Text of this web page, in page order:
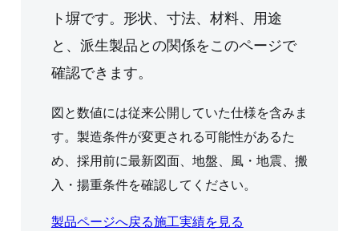
ト塀です。形状、寸法、材料、用途
と、派生製品との関係をこのページで
確認できます。
図と数値には従来公開していた仕様を含みま
す。製造条件が変更される可能性があるた
め、採用前に最新図面、地盤、風・地震、搬
入・揚重条件を確認してください。
製品ページへ戻る施工実績を見る